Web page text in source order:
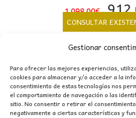
Gestionar
Para ofrecer las mejores experiencias,
cookies para almacenar y/o acceder a la
consentimiento de estas tecnologías nos
el comportamiento de navegación o las
sitio. No consentir o retirar el
negativamente a ciertas características y
1.098,00€
El
era:
CONSULTAR
CONTACTO